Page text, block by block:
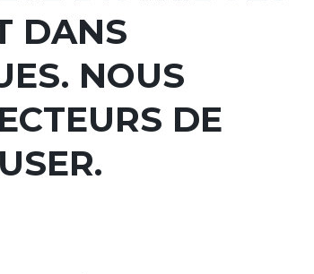
DANS
NOUS
DE